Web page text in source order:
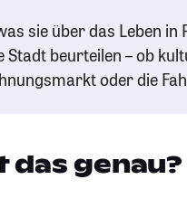
sie über das Leben in
Stadt beurteilen – ob
oder die
das genau?